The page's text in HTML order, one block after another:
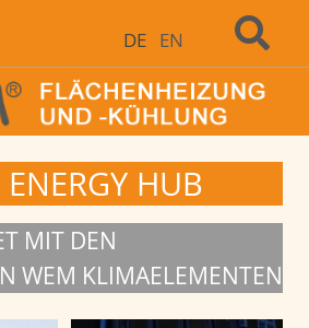
DE EN
HUB
MIT DEN
WEM KLIMAELEMENTEN